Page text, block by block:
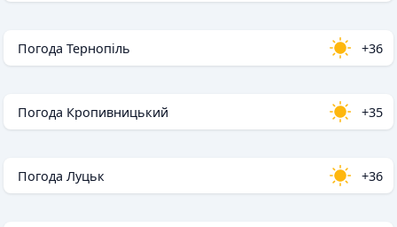
Погода Тернопіль +36
Погода Кропивницький +35
Погода Луцьк +36